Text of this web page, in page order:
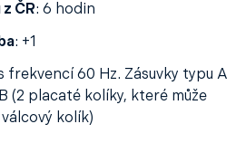
ČR: 6 hodin
: +1
frekvencí 60 Hz. Zásuvky typu A
(2 placaté kolíky, které může
kolík)